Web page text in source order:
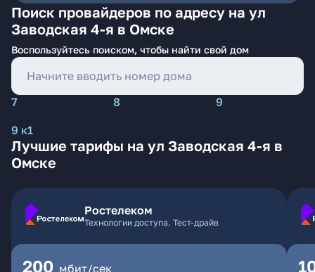
Поиск провайдеров по адресу на ул
Заводская 4-я в Омске
Воспользуйтесь поиском, чтобы найти свой дом
7 8
9
9 к1
Лучшие тарифы на ул Заводская 4-я в
Омске
Ростелеком
Технологии доступа. Тест-драйв
200 мбит/сек